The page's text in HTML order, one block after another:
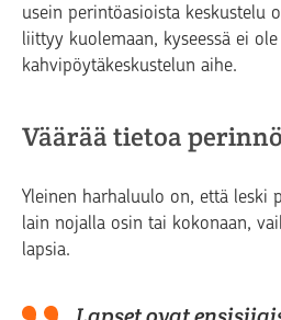
usein perintöasioista keskustelu
liittyy kuolemaan, kyseessä ei
kahvipöytäkeskustelun aihe.
Väärää tietoa
Yleinen harhaluulo on, että leski
lain nojalla osin tai kokonaan,
lapsia.